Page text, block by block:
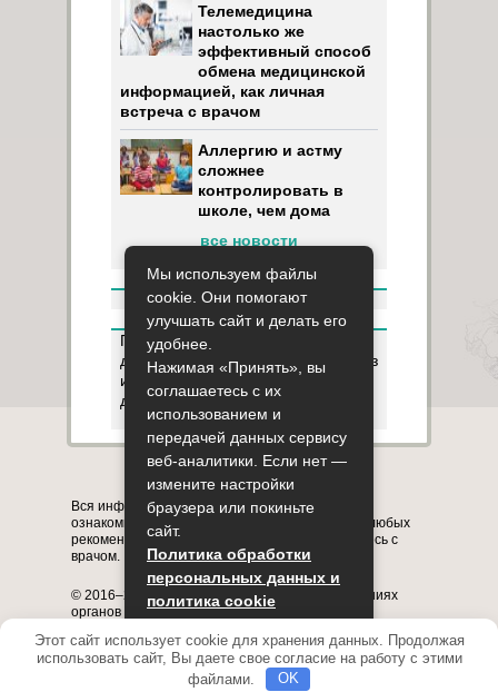
Телемедицина
настолько же
эффективный способ
обмена медицинской
информацией, как личная
встреча с врачом
Аллергию и астму
сложнее
контролировать в
школе, чем дома
все новости
Пользуясь данным ресурсом вы
даёте разрешение на сбор, анализ
и хранение своих персональных
данных согласно Правилам
Карта сайта О сайте Контакты
Вся информация на сайте представлена в
ознакомительных целях. Перед применением любых
рекомендаций обязательно проконсультируйтесь с
врачом.
© 2016–2026, медицинский портал о заболеваниях
органов системы дыхания astmania.ru
сайта без указания активной ссылки на него
запрещено.
Мы используем файлы
cookie. Они помогают
улучшать сайт и делать его
удобнее.
Нажимая «Принять», вы
соглашаетесь с их
использованием и
передачей данных сервису
веб-аналитики. Если нет —
измените настройки
браузера или покиньте
сайт.
Политика обработки
персональных данных и
политика cookie
Принять
Этот сайт использует cookie для хранения данных. Продолжая
использовать сайт, Вы даете свое согласие на работу с этими
файлами.
OK